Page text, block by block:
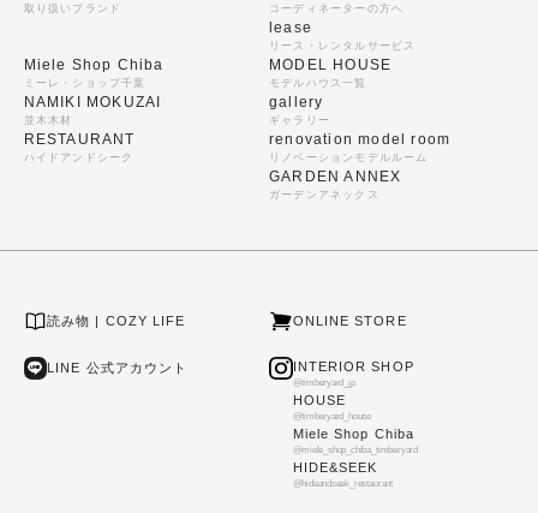
取り扱いブランド コーディネーターの方へ
lease
リース・レンタルサービス
Miele Shop Chiba
ミーレ・ショップ千葉
NAMIKI MOKUZAI
並木木材
RESTAURANT
ハイドアンドシーク
MODEL HOUSE
モデルハウス一覧
gallery
ギャラリー
renovation model room
リノベーションモデルルーム
GARDEN ANNEX
ガーデンアネックス
読み物 | COZY LIFE ONLINE STORE
LINE 公式アカウント INTERIOR SHOP
@timberyard_jp
HOUSE
@timberyard_house
Miele Shop Chiba
@miele_shop_chiba_timberyard
HIDE&SEEK
@hideandseek_restaurant